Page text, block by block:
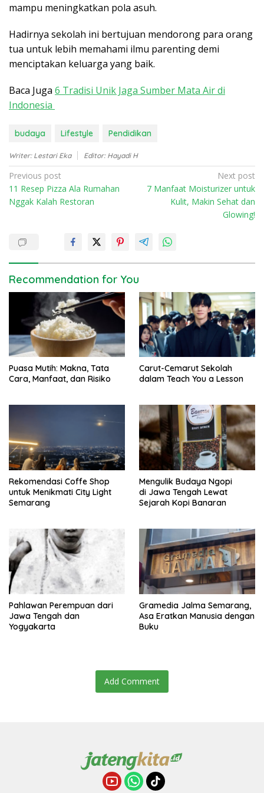
mampu meningkatkan pola asuh.
Hadirnya sekolah ini bertujuan mendorong para orang
tua untuk lebih memahami ilmu parenting demi
menciptakan keluarga yang baik.
Baca Juga 6 Tradisi Unik Jaga Sumber Mata Air di
Indonesia
budaya Lifestyle Pendidikan
Writer: Lestari Eka Editor: Hayadi H
P
o
s
a
v
i
t
i
o
Previous post
11 Resep Pizza Ala Rumahan
Nggak Kalah Restoran
Next post
7 Manfaat Moisturizer untuk
Kulit, Makin Sehat dan
Glowing!
Recommendation for You
Puasa Mutih: Makna, Tata
Cara, Manfaat, dan Risiko
Carut-Cemarut Sekolah
dalam Teach You a Lesson
Rekomendasi Coffe Shop
untuk Menikmati City Light
Semarang
Mengulik Budaya Ngopi
di Jawa Tengah Lewat
Sejarah Kopi Banaran
Pahlawan Perempuan dari
Jawa Tengah dan
Yogyakarta
Gramedia Jalma Semarang,
Asa Eratkan Manusia dengan
Buku
Add Comment